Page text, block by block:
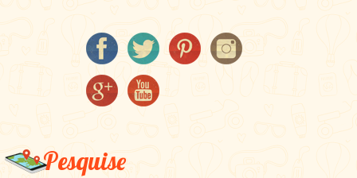
Pesquise